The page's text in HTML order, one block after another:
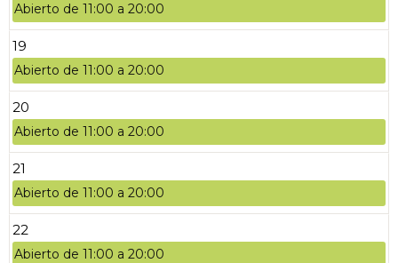
Abierto de 11:00 a 20:00
19
Abierto de 11:00 a 20:00
20
Abierto de 11:00 a 20:00
21
Abierto de 11:00 a 20:00
22
Abierto de 11:00 a 20:00